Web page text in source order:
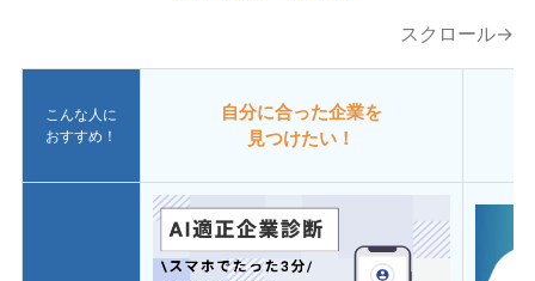
スクロール→
こんな人に
おすすめ！
自分に合った企業を
見つけたい！